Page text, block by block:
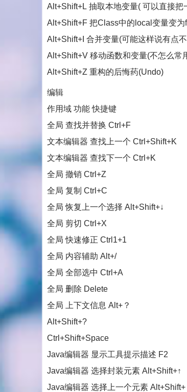
Alt+Shift+L 抽取本地变量( 可以直接
Alt+Shift+F 把Class中的local变量变
Alt+Shift+I 合并变量(可能这样说有点
Alt+Shift+V 移动函数和变量(不怎么常
Alt+Shift+Z 重构的后悔药(Undo)
编辑
作用域 功能 快捷键
全局 查找并替换 Ctrl+F
文本编辑器 查找上一个 Ctrl+Shift+K
文本编辑器 查找下一个 Ctrl+K
全局 撤销 Ctrl+Z
全局 复制 Ctrl+C
全局 恢复上一个选择 Alt+Shift+↓
全局 剪切 Ctrl+X
全局 快速修正 Ctrl1+1
全局 内容辅助 Alt+/
全局 全部选中 Ctrl+A
全局 删除 Delete
全局 上下文信息 Alt+？
Alt+Shift+?
Ctrl+Shift+Space
Java编辑器 显示工具提示描述 F2
Java编辑器 选择封装元素 Alt+Shift+↑
Java编辑器 选择上一个元素